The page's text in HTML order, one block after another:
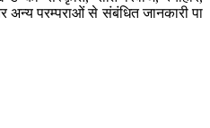
अन्य परम्पराओं से संबंधित जानकारी पा